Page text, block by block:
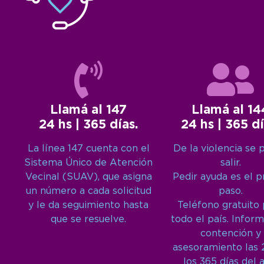
Llamá al 147
24 hs | 365 días.
La línea 147 cuenta con el
Sistema Único de Atención
Vecinal (SUAV), que asigna
un número a cada solicitud
y le da seguimiento hasta
que se resuelve.
Llamá al
24 hs | 365
De la violencia se
salir.
Pedir ayuda es el
paso.
Teléfono gratuito
todo el país.
contención y
asesoramiento las
los 365 días del